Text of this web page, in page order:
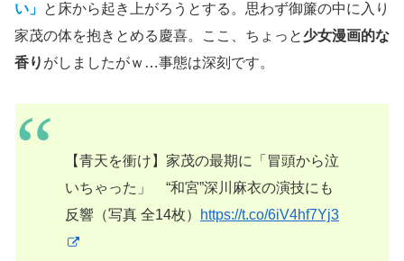
い」 と床から起き上がろうとする。思わず御簾の中に入り
家茂の体を抱きとめる慶喜。ここ、ちょっと 少女漫画的な
香り がしましたがｗ…事態は深刻です。
【青天を衝け】家茂の最期に「冒頭から泣
いちゃった」 “和宮”深川麻衣の演技にも
反響（写真 全14枚）
https://t.co/6iV4hf7Yj3